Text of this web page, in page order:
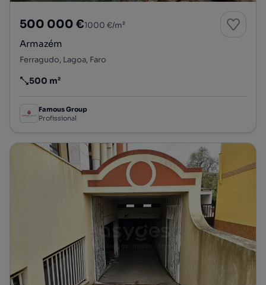
500 000 €1000 €/m²
Armazém
Ferragudo, Lagoa, Faro
Preço por metro quadrado
500 m²
Famous Group
Profissional